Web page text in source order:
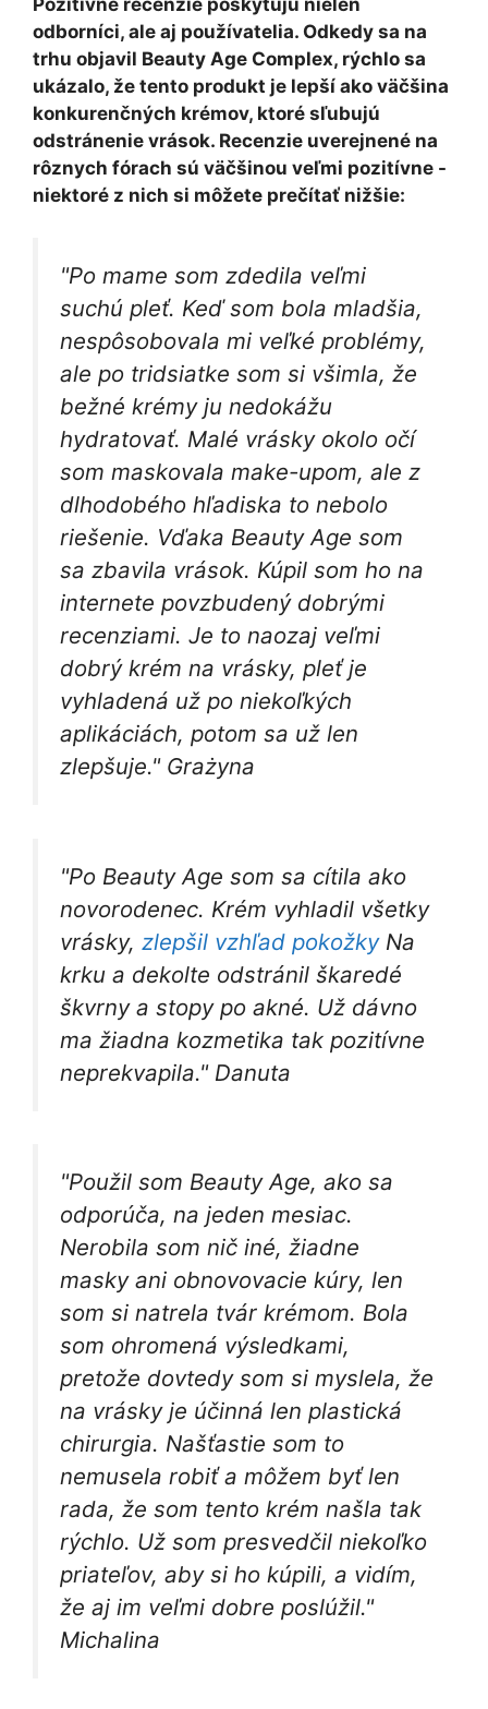
Pozitívne recenzie poskytujú nielen
odborníci, ale aj používatelia. Odkedy sa na
trhu objavil Beauty Age Complex, rýchlo sa
ukázalo, že tento produkt je lepší ako väčšina
konkurenčných krémov, ktoré sľubujú
odstránenie vrások. Recenzie uverejnené na
rôznych fórach sú väčšinou veľmi pozitívne -
niektoré z nich si môžete prečítať nižšie:
"Po mame som zdedila veľmi
suchú pleť. Keď som bola mladšia,
nespôsobovala mi veľké problémy,
ale po tridsiatke som si všimla, že
bežné krémy ju nedokážu
hydratovať. Malé vrásky okolo očí
som maskovala make-upom, ale z
dlhodobého hľadiska to nebolo
riešenie. Vďaka Beauty Age som
sa zbavila vrások. Kúpil som ho na
internete povzbudený dobrými
recenziami. Je to naozaj veľmi
dobrý krém na vrásky, pleť je
vyhladená už po niekoľkých
aplikáciách, potom sa už len
zlepšuje." Grażyna
"Po Beauty Age som sa cítila ako
novorodenec. Krém vyhladil všetky
vrásky, zlepšil vzhľad pokožkyNa
krku a dekolte odstránil škaredé
škvrny a stopy po akné. Už dávno
ma žiadna kozmetika tak pozitívne
neprekvapila." Danuta
"Použil som Beauty Age, ako sa
odporúča, na jeden mesiac.
Nerobila som nič iné, žiadne
masky ani obnovovacie kúry, len
som si natrela tvár krémom. Bola
som ohromená výsledkami,
pretože dovtedy som si myslela, že
na vrásky je účinná len plastická
chirurgia. Našťastie som to
nemusela robiť a môžem byť len
rada, že som tento krém našla tak
rýchlo. Už som presvedčil niekoľko
priateľov, aby si ho kúpili, a vidím,
že aj im veľmi dobre poslúžil."
Michalina